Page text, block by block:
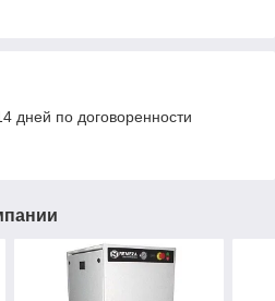
дней по договоренности